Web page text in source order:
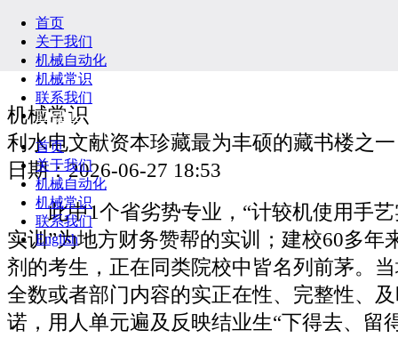
首页
关于我们
机械自动化
机械常识
联系我们
English
首页
关于我们
机械自动化
机械常识
联系我们
English
机械常识
利水电文献资本珍藏最为丰硕的藏书楼之一
日期：2026-06-27 18:53
此中1个省劣势专业，“计较机使用手艺
实训”为地方财务赞帮的实训；建校60多年
剂的考生，正在同类院校中皆名列前茅。
全数或者部门内容的实正在性、完整性、
诺，用人单元遍及反映结业生“下得去、留